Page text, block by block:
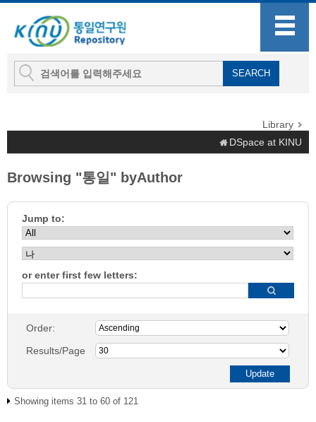
Library
DSpace at KINU
Browsing "통일" byAuthor
Jump to:
or enter first few letters:
Order:
Results/Page
Showing items 31 to 60 of 121